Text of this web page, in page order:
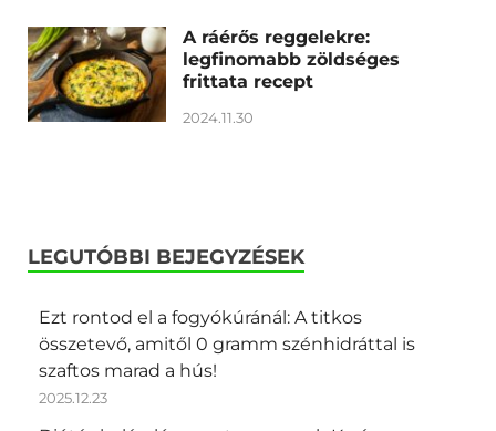
A ráérős reggelekre:
legfinomabb zöldséges
frittata recept
2024.11.30
LEGUTÓBBI BEJEGYZÉSEK
Ezt rontod el a fogyókúránál: A titkos
összetevő, amitől 0 gramm szénhidráttal is
szaftos marad a hús!
2025.12.23